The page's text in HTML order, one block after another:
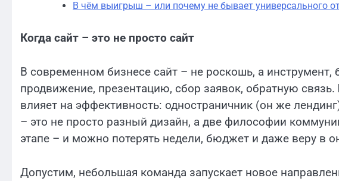
В чём выигрыш – или почему не бывает универсального
Когда сайт – это не просто сайт
В современном бизнесе сайт – не роскошь, а инструмент,
продвижение, презентацию, сбор заявок, обратную связь.
влияет на эффективность: одностраничник (он же
– это не просто разный дизайн, а две философии
этапе – и можно потерять недели, бюджет и даже веру в
Допустим, небольшая команда запускает новое